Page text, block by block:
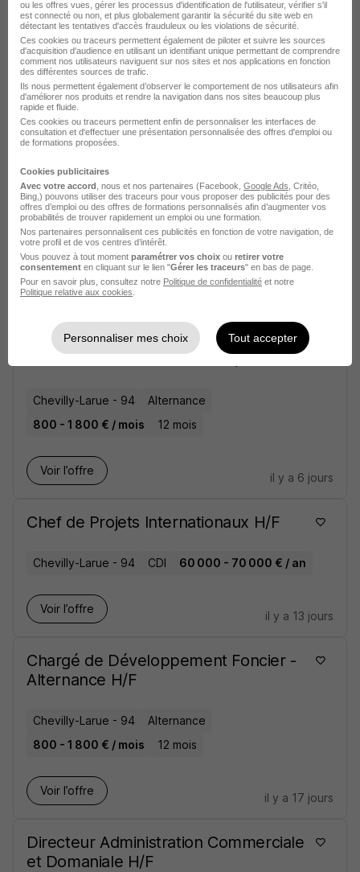
Chef de Projets Aménagement
Mobilité H/F
CDD 6 mois
Voir l’offre
il y a 1 jour
Surveillant de Péages H/F
Chevilly-Larue - 94 CDD
22 000 - 25 000 € / an
2 mois
Voir l’offre
Chargé de Contentieux
Recouvrement Alternance H/F
Chevilly-Larue - 94
Alternance
800 - 1 800 € / mois
12 mois
Voir l’offre
il y a 6 jours
Chef de Projets Internationaux H/F
Chevilly-Larue - 94 CDI 60 000 - 70 000 € / an
Voir l’offre
il y a 13 jours
Chargé de Développement Foncier -
Alternance H/F
Chevilly-Larue - 94
Alternance
800 - 1 800 € / mois
12 mois
Voir l’offre
il y a 17 jours
Directeur Administration Commerciale
et Domaniale H/F
ou les offres vues, gérer les processus d'identification de l'utilisateur, vérifier s'il
est connecté ou non, et plus globalement garantir la sécurité du site web en
détectant les tentatives d'accès frauduleux ou les violations de sécurité.
Ces cookies ou traceurs permettent également de piloter et suivre les sources
d'acquisition d'audience en utilisant un identifiant unique permettant de comprendre
comment nos utilisateurs naviguent sur nos sites et nos applications en fonction
des différentes sources de trafic.
Ils nous permettent également d’observer le comportement de nos utilisateurs afin
d'améliorer nos produits et rendre la navigation dans nos sites beaucoup plus
rapide et fluide.
Ces cookies ou traceurs permettent enfin de personnaliser les interfaces de
consultation et d'effectuer une présentation personnalisée des offres d'emploi ou
de formations proposées.
Cookies publicitaires
Avec votre accord , nous et nos partenaires (Facebook, Google Ads , Critéo,
Bing,) pouvons utiliser des traceurs pour vous proposer des publicités pour des
offres d’emploi ou des offres de formations personnalisés afin d’augmenter vos
probabilités de trouver rapidement un emploi ou une formation.
Nos partenaires personnalisent ces publicités en fonction de votre navigation, de
votre profil et de vos centres d’intérêt.
Vous pouvez à tout moment paramétrer vos choix ou retirer votre
consentement en cliquant sur le lien "Gérer les traceurs" en bas de page.
Pour en savoir plus, consultez notre Politique de confidentialité et notre
Politique relative aux cookies
Personnaliser mes choix Tout accepter